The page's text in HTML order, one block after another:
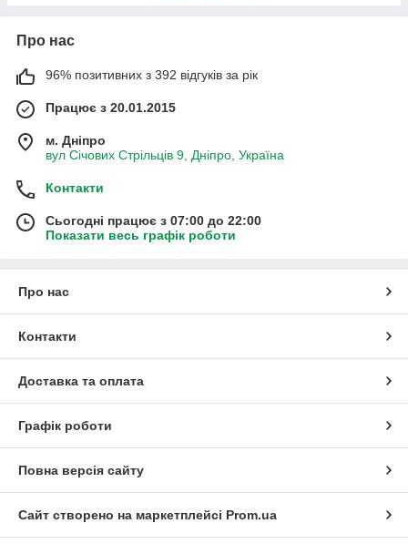
Про нас
96% позитивних з 392 відгуків за рік
Працює з 20.01.2015
м. Дніпро
вул Січових Стрільців 9, Дніпро, Україна
Контакти
Сьогодні працює з 07:00 до 22:00
Показати весь графік роботи
Про нас
Контакти
Доставка та оплата
Графік роботи
Повна версія сайту
Сайт створено на маркетплейсі Prom.ua